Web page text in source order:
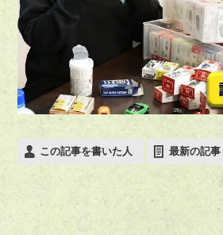
この記事を書いた人 最新の記事